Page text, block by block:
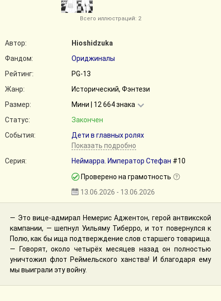
Всего иллюстраций: 2
Автор:
Hioshidzuka
Фандом:
Ориджиналы
Рейтинг:
PG-13
Жанр:
Исторический, Фэнтези
Размер:
Мини | 12 664 знака
Статус:
Закончен
События:
Дети в главных ролях
Показать подробно
Серия:
Неймарра. Император Стефан #10
Проверено на грамотность
13.06.2026 - 13.06.2026
— Это вице-адмирал Немерис Аджентон, герой антвикской
кампании, — шепнул Уильяму Тиберро, и тот повернулся к
Полю, как бы ища подтверждение слов старшего товарища.
— Говорят, около четырёх месяцев назад он полностью
уничтожил флот Реймельского ханства! И благодаря ему
мы выиграли эту войну.